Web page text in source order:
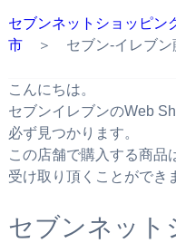
セブンネットショッピン
市＞ セブン‐イレブン
こんにちは。
セブンイレブンのWeb
必ず見つかります。
この店舗で購入する商品
受け取り頂くことができ
セブンネット